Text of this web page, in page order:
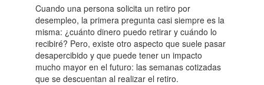
Cuando una persona solicita un retiro por
desempleo, la primera pregunta casi siempre es la
misma: ¿cuánto dinero puedo retirar y cuándo lo
recibiré? Pero, existe otro aspecto que suele pasar
desapercibido y que puede tener un impacto
mucho mayor en el futuro: las semanas cotizadas
que se descuentan al realizar el retiro.